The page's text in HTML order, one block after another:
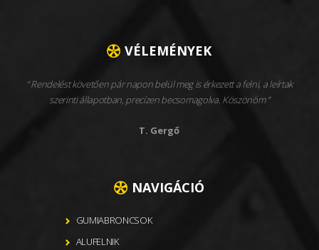
VÉLEMÉNYEK
Rendelést követően pár napon belül meg is érkezett a felni, a leírtak
szerinti állapotban, precízen becsomagolva. Köszönöm
T. Gergő
NAVIGÁCIÓ
GUMIABRONCSOK
ALUFELNIK